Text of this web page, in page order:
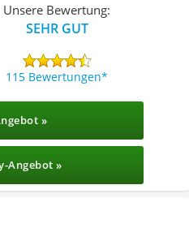
Unsere Bewertung:
SEHR GUT
115 Bewertungen
»
Angebot »